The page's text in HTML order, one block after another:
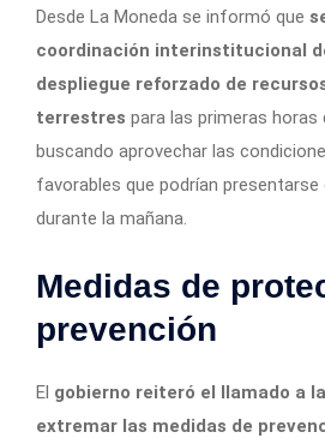
Desde La Moneda se informó que
coordinación interinstitucional
despliegue reforzado de
terrestres para las primeras horas
buscando aprovechar las
favorables que podrían
durante la mañana.
Medidas de
prevención
El gobierno reiteró el llamado a
extremar las medidas de